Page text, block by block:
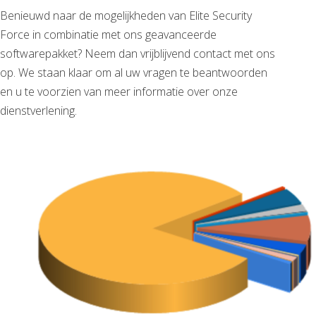
Benieuwd naar de mogelijkheden van Elite Security
Force in combinatie met ons geavanceerde
softwarepakket? Neem dan vrijblijvend contact met ons
op. We staan klaar om al uw vragen te beantwoorden
en u te voorzien van meer informatie over onze
dienstverlening.